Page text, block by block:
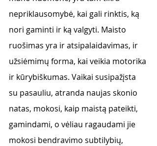
nepriklausomybė, kai gali rinktis, ką
nori gaminti ir ką valgyti. Maisto
ruošimas yra ir atsipalaidavimas, ir
užsiėmimų forma, kai veikia motorika
ir kūrybiškumas. Vaikai susipažįsta
su pasauliu, atranda naujas skonio
natas, mokosi, kaip maistą pateikti,
gamindami, o vėliau ragaudami jie
mokosi bendravimo subtilybių,